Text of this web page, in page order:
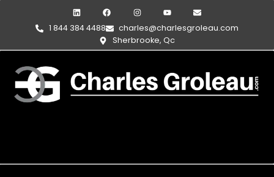
1 844 384 4488
charles@charlesgroleau.com
Sherbrooke, Qc